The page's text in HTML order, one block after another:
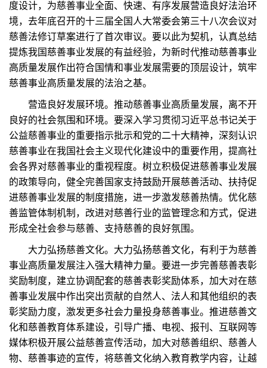
度设计，为慈善事业全面、快速、有序发展营造良好法治环
境，去年底召开的十三届全国人大常委会第三十八次会议对
慈善法修订草案进行了首次审议。要以此为契机，认真总结
提炼我国慈善事业发展的有益经验，为新时代推动慈善事业
高质量发展作出符合国情和事业发展需要的顶层设计，筑牢
慈善事业高质量发展的法治之基。
营造良好发展环境。推动慈善事业高质量发展，离不开
良好的社会氛围和环境。要深入学习贯彻习近平总书记关于
公益慈善事业的重要指示批示和党的二十大精神，深刻认识
慈善事业在我国社会主义现代化建设中的重要作用，提高社
会各界对慈善事业的重视程度。树立积极促进慈善事业发展
的政策导向，健全完善国家支持鼓励开展慈善活动、扶持促
进慈善事业发展的制度措施，进一步激发慈善热情。优化慈
善监管体制机制，改进对慈善行业的监管理念和方式，促进
形成全社会参与慈善、支持慈善的良好氛围。
大力弘扬慈善文化。大力弘扬慈善文化，有利于为慈善
事业高质量发展注入强大精神力量。要进一步完善慈善表彰
奖励制度，建立协调配套的慈善表彰奖励体系，加大对在慈
善事业发展中作出突出贡献的自然人、法人和其他组织的表
彰奖励力度，激发更多社会力量投身慈善事业。推进慈善文
化和慈善教育体系建设，引导广播、电视、报刊、互联网等
媒体积极开展公益慈善宣传活动，加大对慈善组织、慈善人
物、慈善事迹的宣传，将慈善文化纳入教育教学内容，让越